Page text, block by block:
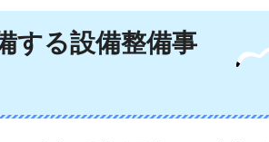
する設備整備事